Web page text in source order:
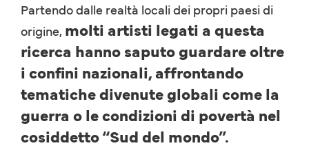
Partendo dalle realtà locali dei propri paesi di
origine, molti artisti legati a questa
ricerca hanno saputo guardare oltre
i confini nazionali, affrontando
tematiche divenute globali come la
guerra o le condizioni di povertà nel
cosiddetto “Sud del mondo”.